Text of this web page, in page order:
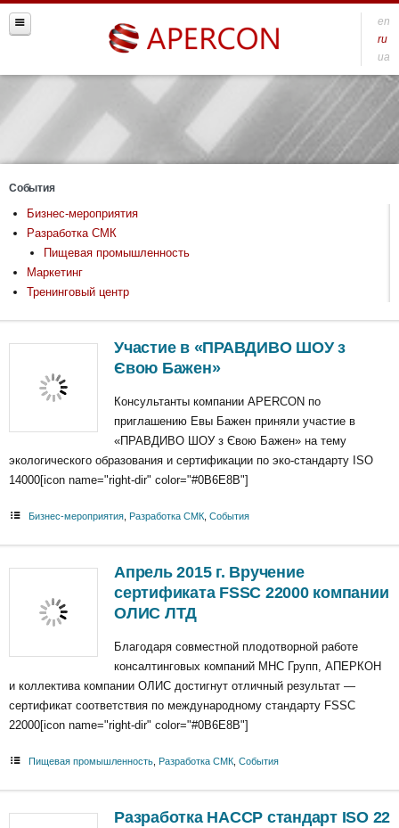
en
ru
ua
События
Бизнес-мероприятия
Разработка СМК
Пищевая промышленность
Маркетинг
Тренинговый центр
Участие в «ПРАВДИВО ШОУ з
Євою Бажен»
Консультанты компании APERCON по
приглашению Евы Бажен приняли участие в
«ПРАВДИВО ШОУ з Євою Бажен» на тему
экологического образования и сертификации по эко-стандарту ISO
14000[icon name="right-dir" color="#0B6E8B"]
Бизнес-мероприятия, Разработка СМК, События
Апрель 2015 г. Вручение
сертификата FSSC 22000 компании
ОЛИС ЛТД
Благодаря совместной плодотворной работе
консалтинговых компаний МНС Групп, АПЕРКОН
и коллектива компании ОЛИС достигнут отличный результат —
сертификат соответствия по международному стандарту FSSC
22000[icon name="right-dir" color="#0B6E8B"]
Пищевая промышленность, Разработка СМК, События
Разработка НАССР стандарт ISO 22